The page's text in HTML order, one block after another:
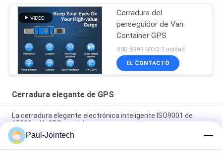
Cerradura del
perseguidor de Van
Container GPS
USD $999 MOQ:1 unidad
EL CONTACTO
Cerradura elegante de GPS
La cerradura elegante electrónica inteligente ISO9001 de
15000mAh GPS aprobó
Envase de la cerradura del sello de Jointech JT705A GPS que
supervisa el cargo GPS de la seguridad que sigue el candado
Paul-Jointech